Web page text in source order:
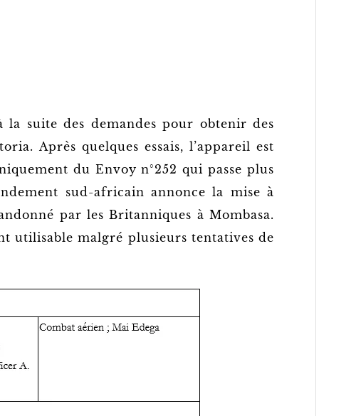
suite des demandes pour obtenir des
Après quelques essais, l’appareil est
du Envoy n°252 qui passe plus
sud-africain annonce la mise à
par les Britanniques à Mombasa.
utilisable malgré plusieurs tentatives de